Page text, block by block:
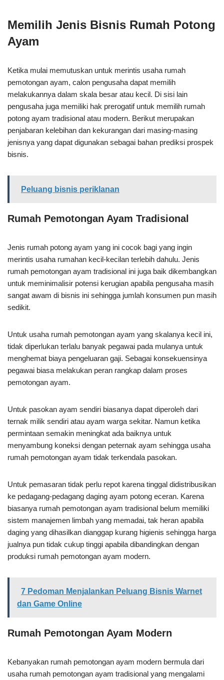
Memilih Jenis Bisnis Rumah Potong
Ayam
Ketika mulai memutuskan untuk merintis usaha rumah
pemotongan ayam, calon pengusaha dapat memilih
melakukannya dalam skala besar atau kecil. Di sisi lain
pengusaha juga memiliki hak prerogatif untuk memilih rumah
potong ayam tradisional atau modern. Berikut merupakan
penjabaran kelebihan dan kekurangan dari masing-masing
jenisnya yang dapat digunakan sebagai bahan prediksi prospek
bisnis.
Peluang bisnis periklanan
Rumah Pemotongan Ayam Tradisional
Jenis rumah potong ayam yang ini cocok bagi yang ingin
merintis usaha rumahan kecil-kecilan terlebih dahulu. Jenis
rumah pemotongan ayam tradisional ini juga baik dikembangkan
untuk meminimalisir potensi kerugian apabila pengusaha masih
sangat awam di bisnis ini sehingga jumlah konsumen pun masih
sedikit.
Untuk usaha rumah pemotongan ayam yang skalanya kecil ini,
tidak diperlukan terlalu banyak pegawai pada mulanya untuk
menghemat biaya pengeluaran gaji. Sebagai konsekuensinya
pegawai biasa melakukan peran rangkap dalam proses
pemotongan ayam.
Untuk pasokan ayam sendiri biasanya dapat diperoleh dari
ternak milik sendiri atau ayam warga sekitar. Namun ketika
permintaan semakin meningkat ada baiknya untuk
menyambung koneksi dengan peternak ayam sehingga usaha
rumah pemotongan ayam tidak terkendala pasokan.
Untuk pemasaran tidak perlu repot karena tinggal didistribusikan
ke pedagang-pedagang daging ayam potong eceran. Karena
biasanya rumah pemotongan ayam tradisional belum memiliki
sistem manajemen limbah yang memadai, tak heran apabila
daging yang dihasilkan dianggap kurang higienis sehingga harga
jualnya pun tidak cukup tinggi apabila dibandingkan dengan
produksi rumah pemotongan ayam modern.
7 Pedoman Menjalankan Peluang Bisnis Warnet
dan Game Online
Rumah Pemotongan Ayam Modern
Kebanyakan rumah pemotongan ayam modern bermula dari
usaha rumah pemotongan ayam tradisional yang mengalami